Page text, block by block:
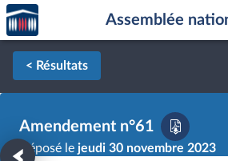
Aller au contenu
Aller en bas de la page
Accèder
à la
page
d'accueil
Assemblée
< Résultats
Amendement n°61
Déposé le jeudi 30 novembre 2023